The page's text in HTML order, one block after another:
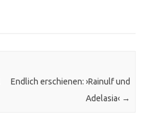
Endlich erschienen: ›Rainulf und
Adelasia‹ →